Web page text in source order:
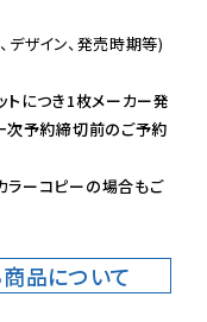
ザイン、発売時期等)
につき1枚メーカー発
次予約締切前のご予約
ーコピーの場合もご
品について